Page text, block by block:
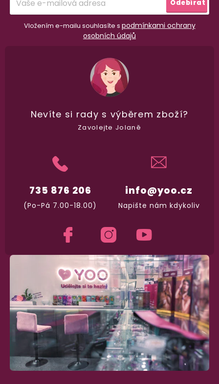
100% diskrétní balení
vypadá balíček .
Na rychlosti záleží! Vše důležité máme
a okamžitě odesíláme.
Garance vrácení peněz
Máte
Vložením e-mailu souhlasíte s podmínkami ochrany
osobních údajů
Odebírat
info@yoo.cz
Napište nám kdykoliv
735 876 206
(Po-Pá 7.00-18.00)
Nevíte si rady s výběrem zboží?
Zavolejte Jolaně